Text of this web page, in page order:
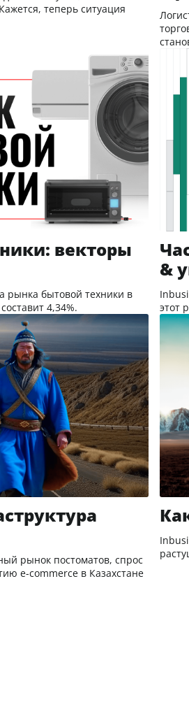
теперь ситуация
векторы
рынка бытовой техники в
4,34%.
&
этот
рынок постоматов, спрос
e-commerce в Казахстане